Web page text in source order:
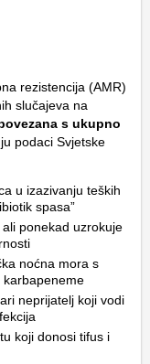
rezistencija (AMR)
slučajeva na
s ukupno
podaci Svjetske
u izazivanju teških
spasa”
ponekad uzrokuje
noćna mora s
karbapeneme
neprijatelj koji vodi
koji donosi tifus i